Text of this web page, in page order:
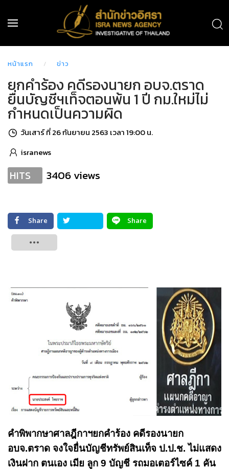
หน้าแรก ข่าว
ยกคำร้อง คดีรองนายก อบจ.ตราด
ยื่นบัญชีฯเท็จตอนพ้น 1 ปี กม.ใหม่ไม่
กำหนดเป็นความผิด
วันเสาร์ ที่ 26 กันยายน 2563 เวลา 19:00 น.
isranews
HITS 3406 views
Share
Share
คำพิพากษาศาลฎีกาฯยกคำร้อง คดีรองนายก
อบจ.ตราด จงใจยื่นบัญชีทรัพย์สินเท็จ ป.ป.ช. ไม่แสดง
เงินฝาก ตนเอง เมีย ลูก 9 บัญชี รถมอเตอร์ไซค์ 1 คัน